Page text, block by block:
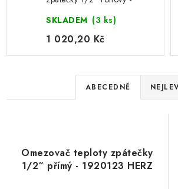
SKLADEM (3 ks)
1 020,20 Kč
Ř
a
e
n
ABECEDNĚ
Omezovač teploty zpátečky
1/2“ přímý - 1920123 HERZ